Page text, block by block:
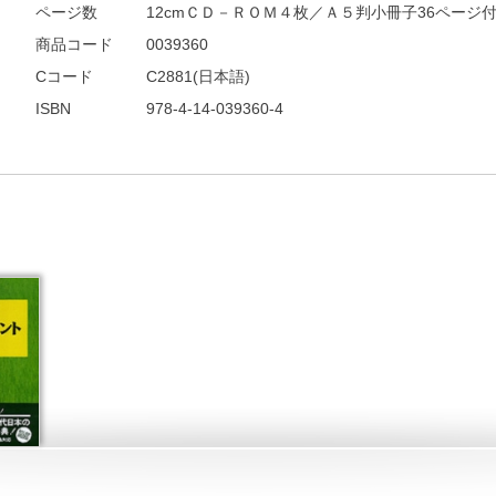
ページ数
12cmＣＤ－ＲＯＭ４枚／Ａ５判小冊子36ページ
商品コード
0039360
Cコード
C2881(日本語)
ISBN
978-4-14-039360-4